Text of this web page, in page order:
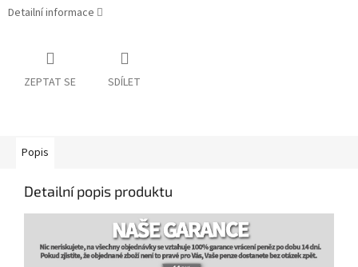
Detailní informace
ZEPTAT SE SDÍLET
Popis
Detailní popis produktu